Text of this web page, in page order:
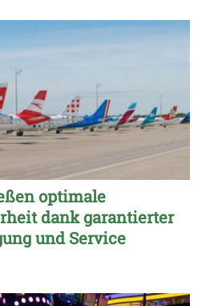
optimale
dank garantierter
und Service